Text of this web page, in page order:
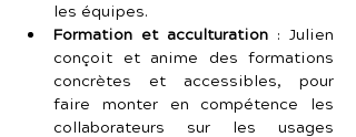
les équipes.
Formation et acculturation : Julien
conçoit et anime des formations
concrètes et accessibles, pour
faire monter en compétence les
collaborateurs sur les usages